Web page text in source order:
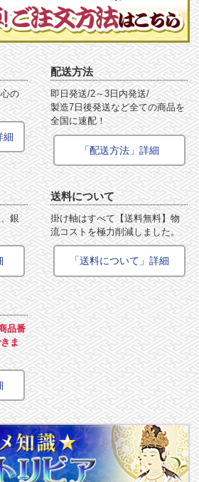
の
細
配送方法
即日発送/2～3日内発送/
製造7日後発送など全ての商品を
全国に速配！
「配送方法」詳細
銀
送料について
掛け軸はすべて【送料無料】物
流コストを極力削減しました。
「送料について」詳細
品番
ま